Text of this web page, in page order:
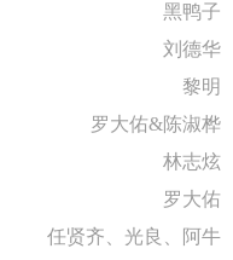
黑鸭子
刘德华
黎明
罗大佑&陈淑桦
林志炫
罗大佑
任贤齐、光良、阿牛